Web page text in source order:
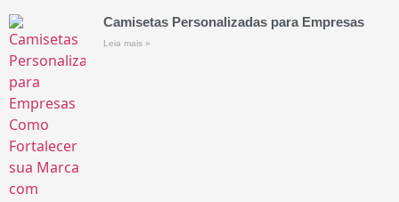
Camisetas Personalizadas para Empresas
Leia mais »